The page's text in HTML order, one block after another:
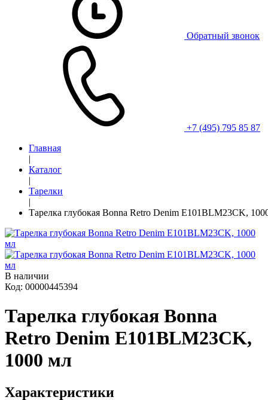
Обратный звонок
+7 (495) 795 85 87
Главная
|
Каталог
|
Тарелки
|
Тарелка глубокая Bonna Retro Denim E101BLM23CK,
В наличии
Код: 00000445394
Тарелка глубокая Bonna
Retro Denim E101BLM23CK,
1000 мл
Характеристики